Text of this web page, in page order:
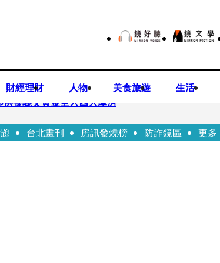
財經理財 人物 美食旅遊 生活
養義父黃金全入四大庫房
算」 盼在野三思：改凍結處理受質疑項目
台北畫刊 房訊發燒榜 防詐鏡區 更多